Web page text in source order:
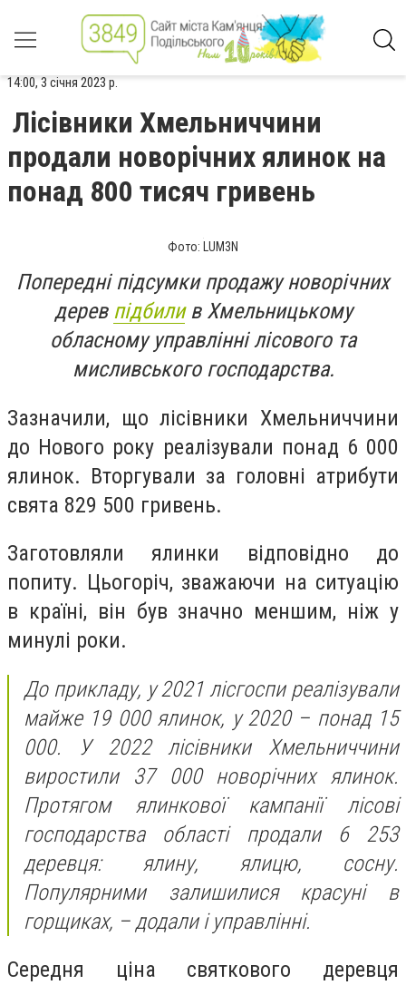
14:00, 3 січня 2023 р.
Лісівники Хмельниччини
продали новорічних ялинок на
понад 800 тисяч гривень
Фото: LUM3N
Попередні підсумки продажу новорічних
дерев підбилив Хмельницькому
обласному управлінні лісового та
мисливського господарства.
Зазначили, що лісівники Хмельниччини
до Нового року реалізували понад 6 000
ялинок. Вторгували за головні атрибути
свята 829 500 гривень.
Заготовляли ялинки відповідно до
попиту. Цьогоріч, зважаючи на ситуацію
в країні, він був значно меншим, ніж у
минулі роки.
До прикладу, у 2021 лісгоспи реалізували
майже 19 000 ялинок, у 2020 – понад 15
000. У 2022 лісівники Хмельниччини
виростили 37 000 новорічних ялинок.
Протягом ялинкової кампанії лісові
господарства області продали 6 253
деревця: ялину, ялицю, сосну.
Популярними залишилися красуні в
горщиках, – додали і управлінні.
Середня ціна святкового деревця